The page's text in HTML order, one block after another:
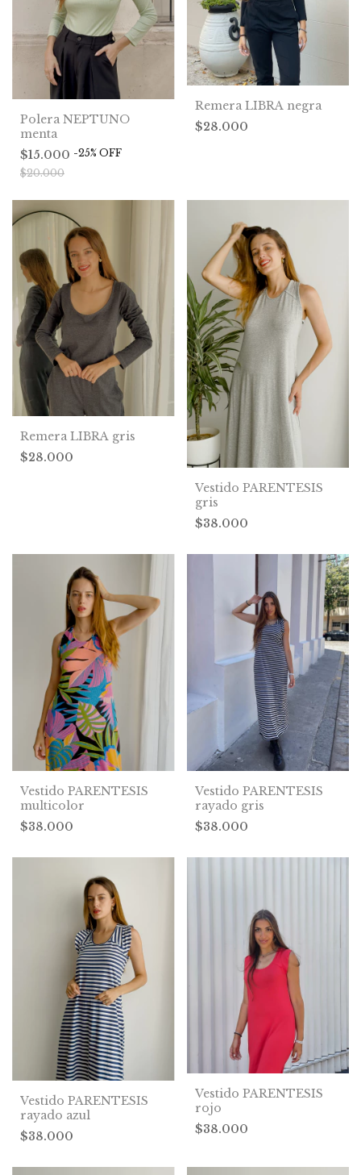
Polera NEPTUNO
menta
$15.000 -25% OFF
$20.000
Remera LIBRA negra
$28.000
Remera LIBRA gris
$28.000
Vestido PARENTESIS
gris
$38.000
Vestido PARENTESIS
multicolor
$38.000
Vestido PARENTESIS
rayado gris
$38.000
Vestido PARENTESIS
rayado azul
$38.000
Vestido PARENTESIS
rojo
$38.000